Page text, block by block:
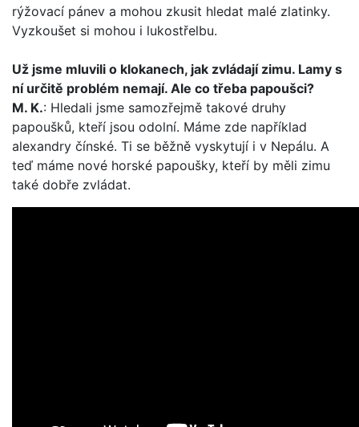
rýžovací pánev a mohou zkusit hledat malé zlatinky.
Vyzkoušet si mohou i lukostřelbu.
Už jsme mluvili o klokanech, jak zvládají zimu. Lamy s
ní určitě problém nemají. Ale co třeba papoušci?
M. K.: Hledali jsme samozřejmě takové druhy
papoušků, kteří jsou odolní. Máme zde například
alexandry čínské. Ti se běžně vyskytují i v Nepálu. A
teď máme nové horské papoušky, kteří by měli zimu
také dobře zvládat.